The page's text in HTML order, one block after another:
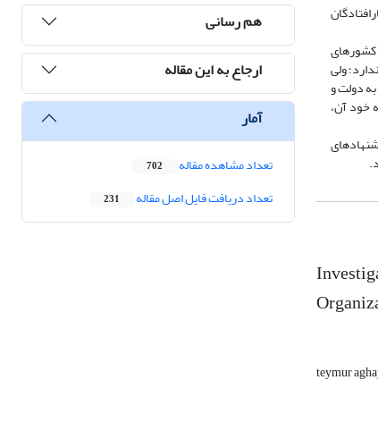
کشورهای
ولی
دولت و
خود آن،
teymur
هم رسانی
ارجاع به این مقاله
آمار
تعداد مشاهده مقاله 702
تعداد دریافت فایل اصل مقاله 231